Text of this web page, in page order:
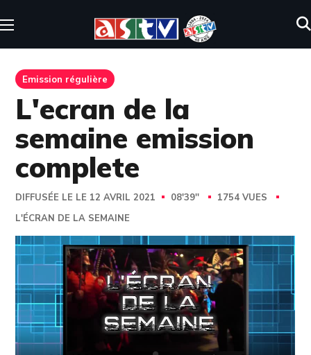
Emission régulière
L'ecran de la
semaine emission
complete
DIFFUSÉE LE LE 12 AVRIL 2021 08'39''
1754 VUES
L'ÉCRAN DE LA SEMAINE